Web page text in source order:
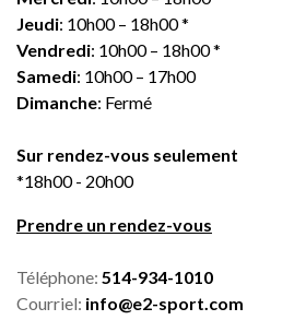
Jeudi: 10h00 – 18h00 *
Vendredi: 10h00 – 18h00 *
Samedi: 10h00 – 17h00
Dimanche: Fermé
Sur rendez-vous seulement
*18h00 - 20h00
Prendre un rendez-vous
Téléphone: 514-934-1010
Courriel: info@e2-sport.com